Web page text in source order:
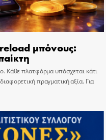
μπόνους:
Κάθε πλατφόρμα υπόσχεται κάτι
πραγματική αξία. Για